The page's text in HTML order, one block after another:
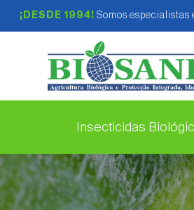
¡DESDE 1994! Somos
Insecticidas